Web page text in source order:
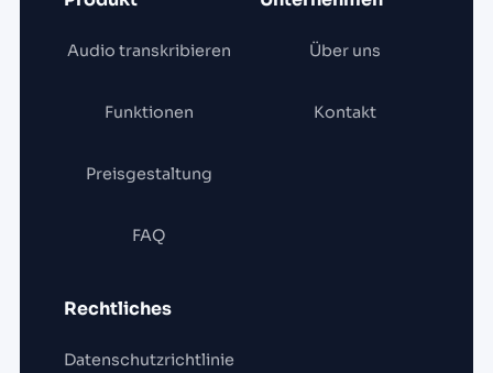
Audio transkribieren
Funktionen
Preisgestaltung
FAQ
Über uns
Kontakt
Rechtliches
Datenschutzrichtlinie